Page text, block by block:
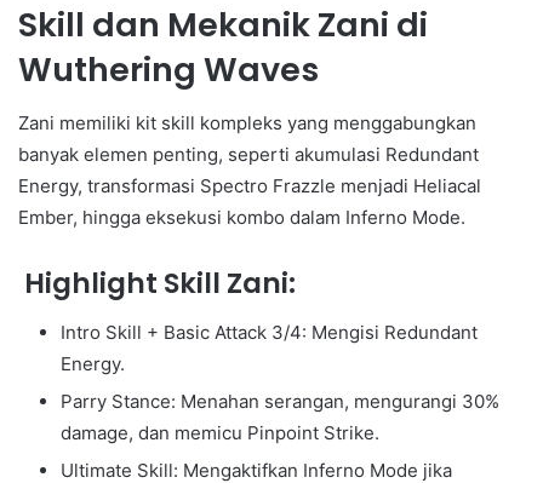
Skill dan Mekanik Zani di
Wuthering Waves
Zani memiliki kit skill kompleks yang menggabungkan
banyak elemen penting, seperti akumulasi Redundant
Energy, transformasi Spectro Frazzle menjadi Heliacal
Ember, hingga eksekusi kombo dalam Inferno Mode.
Highlight Skill Zani:
Intro Skill + Basic Attack 3/4: Mengisi Redundant
Energy.
Parry Stance: Menahan serangan, mengurangi 30%
damage, dan memicu Pinpoint Strike.
Ultimate Skill: Mengaktifkan Inferno Mode jika